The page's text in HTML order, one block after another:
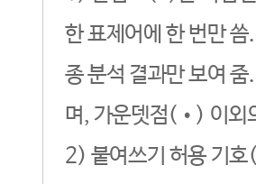
한 표제어에 한 번만
종 분석 결과만 보여
며, 가운뎃점(•) 이외
2) 붙여쓰기 허용 기호